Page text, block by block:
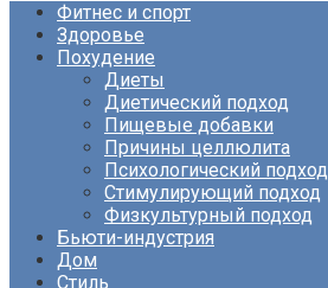
Фитнес и спорт
Здоровье
Похудение
Диеты
Диетический подход
Пищевые добавки
Причины целлюлита
Психологический подход
Стимулирующий подход
Физкультурный подход
Бьюти-индустрия
Дом
Стиль